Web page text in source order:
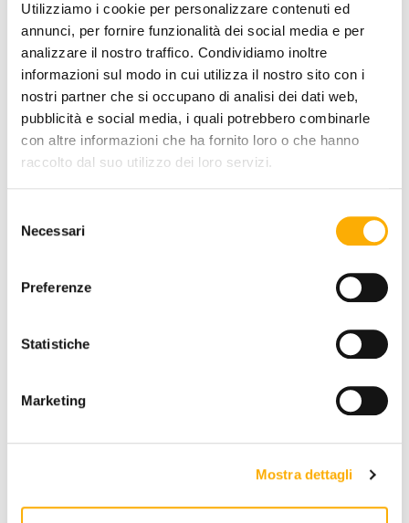
Utilizziamo i cookie per personalizzare contenuti ed
annunci, per fornire funzionalità dei social media e per
analizzare il nostro traffico. Condividiamo inoltre
informazioni sul modo in cui utilizza il nostro sito con i
nostri partner che si occupano di analisi dei dati web,
pubblicità e social media, i quali potrebbero combinarle
con altre informazioni che ha fornito loro o che hanno
raccolto dal suo utilizzo dei loro servizi.
delNecessari
Preferenze
Statistiche
Marketing
Mostra dettagli
FINITURA RIVESTIMENTO:
COLORE: